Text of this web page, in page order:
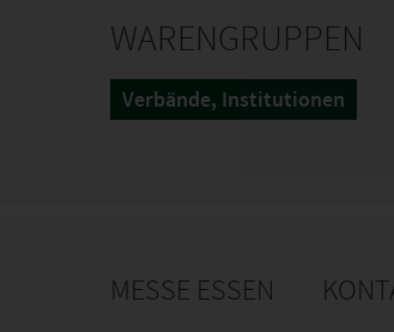
WARENGRUPPEN
Verbände, Institutionen
MESSE ESSEN